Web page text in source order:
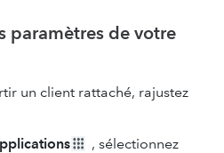
paramètres de votre
un client rattaché, rajustez
, sélectionnez